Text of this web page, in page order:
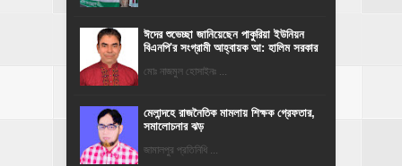
ঈদের শুভেচ্ছা জানিয়েছেন পাকুরিয়া ইউনিয়ন
বিএনপি'র সংগ্রামী আহ্বায়ক আ: হালিম সরকার
মোঃ নাজমুল হোসাইনঃ ...
মেলান্দহে রাজনৈতিক মামলায় শিক্ষক গ্রেফতার,
সমালোচনার ঝড়
জামালপুর প্রতিনিধি ...